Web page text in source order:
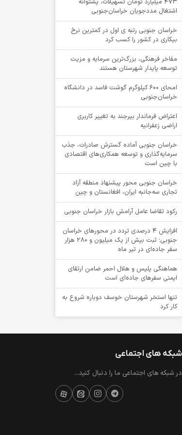
اشتغال مددجویان خراسان‌جنوبی
خراسان جنوبی رتبه ی اول در کمترین نرخ
بیکاری در کشور را کسب کرد
مفاخر فرهنگی، بزرگ‌ترین سرمایه و مزیت
توسعه پایدار شهرستان هستند
امحای ۶۰۰ کیلوگرم گوشت فاسد در دانشگاه
خراسان‌جنوبی
اعتراض فرماندار بیرجند به تغییر کاربری
اراضی زعفرانیه
خراسان جنوبی آماده گسترش صادرات، جذب
سرمایه‌گذاری و توسعه همکاری‌های اقتصادی
با چین است
خراسان جنوبی محور پیشنهاد منطقه آزاد
تجاری سه‌جانبه ایران، افغانستان و چین
رکود تقاضا عامل آرامش بازار خراسان جنوبی
افزایش 4 درصدی تردد در محورهای خراسان
جنوبی؛ ثبت بیش از یک میلیون و 280 هزار
سفر جاده‌ای در تیر ماه
هماهنگی پلیس و هلال احمر ضامن ارتقای
ایمنی سفرهای جاده‌ای است
تنها استخر شهرستان خوسف دوباره شروع به
کار کرد
شبکه های اجتماعی
در شبکه های اجتماعی ما را دنبال کنید...